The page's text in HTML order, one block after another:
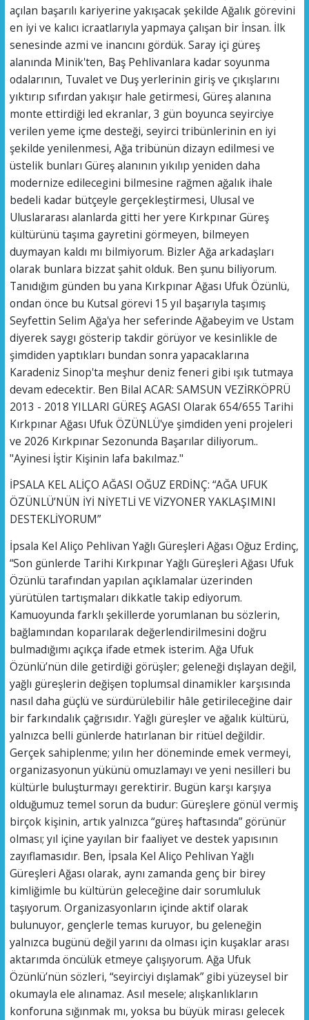
açılan başarılı kariyerine yakışacak şekilde Ağalık görevini
en iyi ve kalıcı icraatlarıyla yapmaya çalışan bir İnsan. İlk
senesinde azmi ve inancını gördük. Saray içi güreş
alanında Minik'ten, Baş Pehlivanlara kadar soyunma
odalarının, Tuvalet ve Duş yerlerinin giriş ve çıkışlarını
yıktırıp sıfırdan yakışır hale getirmesi, Güreş alanına
monte ettirdiği led ekranlar, 3 gün boyunca seyirciye
verilen yeme içme desteği, seyirci tribünlerinin en iyi
şekilde yenilenmesi, Ağa tribünün dizayn edilmesi ve
üstelik bunları Güreş alanının yıkılıp yeniden daha
modernize edilecegini bilmesine rağmen ağalık ihale
bedeli kadar bütçeyle gerçekleştirmesi, Ulusal ve
Uluslararası alanlarda gitti her yere Kırkpınar Güreş
kültürünü taşıma gayretini görmeyen, bilmeyen
duymayan kaldı mı bilmiyorum. Bizler Ağa arkadaşları
olarak bunlara bizzat şahit olduk. Ben şunu biliyorum.
Tanıdığım günden bu yana Kırkpınar Ağası Ufuk Özünlü,
ondan önce bu Kutsal görevi 15 yıl başarıyla taşımış
Seyfettin Selim Ağa'ya her seferinde Ağabeyim ve Ustam
diyerek saygı gösterip takdir görüyor ve kesinlikle de
şimdiden yaptıkları bundan sonra yapacaklarına
Karadeniz Sinop'ta meşhur deniz feneri gibi ışık tutmaya
devam edecektir. Ben Bilal ACAR: SAMSUN VEZİRKÖPRÜ
2013 - 2018 YILLARI GÜREŞ AGASI Olarak 654/655 Tarihi
Kırkpınar Ağası Ufuk ÖZÜNLÜ'ye şimdiden yeni projeleri
ve 2026 Kırkpınar Sezonunda Başarılar diliyorum..
"Ayinesi İştir Kişinin lafa bakılmaz."
İPSALA KEL ALİÇO AĞASI OĞUZ ERDİNÇ: “AĞA UFUK
ÖZÜNLÜ’NÜN İYİ NİYETLİ VE VİZYONER YAKLAŞIMINI
DESTEKLİYORUM”
İpsala Kel Aliço Pehlivan Yağlı Güreşleri Ağası Oğuz Erdinç,
“Son günlerde Tarihi Kırkpınar Yağlı Güreşleri Ağası Ufuk
Özünlü tarafından yapılan açıklamalar üzerinden
yürütülen tartışmaları dikkatle takip ediyorum.
Kamuoyunda farklı şekillerde yorumlanan bu sözlerin,
bağlamından koparılarak değerlendirilmesini doğru
bulmadığımı açıkça ifade etmek isterim. Ağa Ufuk
Özünlü’nün dile getirdiği görüşler; geleneği dışlayan değil,
yağlı güreşlerin değişen toplumsal dinamikler karşısında
nasıl daha güçlü ve sürdürülebilir hâle getirileceğine dair
bir farkındalık çağrısıdır. Yağlı güreşler ve ağalık kültürü,
yalnızca belli günlerde hatırlanan bir ritüel değildir.
Gerçek sahiplenme; yılın her döneminde emek vermeyi,
organizasyonun yükünü omuzlamayı ve yeni nesilleri bu
kültürle buluşturmayı gerektirir. Bugün karşı karşıya
olduğumuz temel sorun da budur: Güreşlere gönül vermiş
birçok kişinin, artık yalnızca “güreş haftasında” görünür
olması; yıl içine yayılan bir faaliyet ve destek yapısının
zayıflamasıdır. Ben, İpsala Kel Aliço Pehlivan Yağlı
Güreşleri Ağası olarak, aynı zamanda genç bir birey
kimliğimle bu kültürün geleceğine dair sorumluluk
taşıyorum. Organizasyonların içinde aktif olarak
bulunuyor, gençlerle temas kuruyor, bu geleneğin
yalnızca bugünü değil yarını da olması için kuşaklar arası
aktarımda öncülük etmeye çalışıyorum. Ağa Ufuk
Özünlü’nün sözleri, “seyirciyi dışlamak” gibi yüzeysel bir
okumayla ele alınamaz. Asıl mesele; alışkanlıkların
konforuna sığınmak mı, yoksa bu büyük mirası gelecek